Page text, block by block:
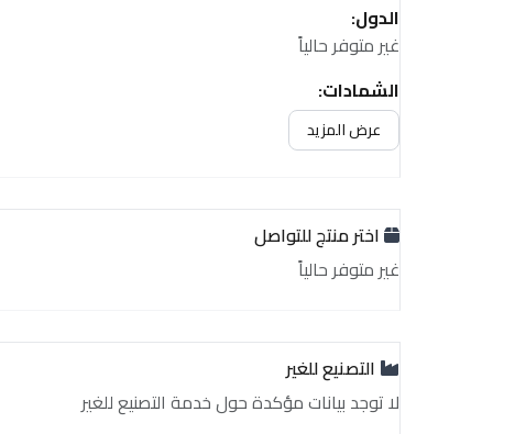
الدول:
غير متوفر حالياً
الشهادات:
غير متوفر حالياً
عرض المزيد
اختر منتج للتواصل
غير متوفر حالياً
التصنيع للغير
لا توجد بيانات مؤكدة حول خدمة التصنيع للغير